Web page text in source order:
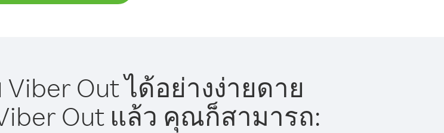
Out ได้อย่างง่ายดาย
Out แล้ว คุณก็สามารถ: